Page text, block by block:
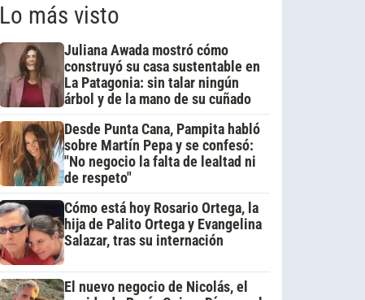
Lo más visto
Juliana Awada mostró cómo
construyó su casa sustentable en
La Patagonia: sin talar ningún
árbol y de la mano de su cuñado
Desde Punta Cana, Pampita habló
sobre Martín Pepa y se confesó:
"No negocio la falta de lealtad ni
de respeto"
Cómo está hoy Rosario Ortega, la
hija de Palito Ortega y Evangelina
Salazar, tras su internación
El nuevo negocio de Nicolás, el